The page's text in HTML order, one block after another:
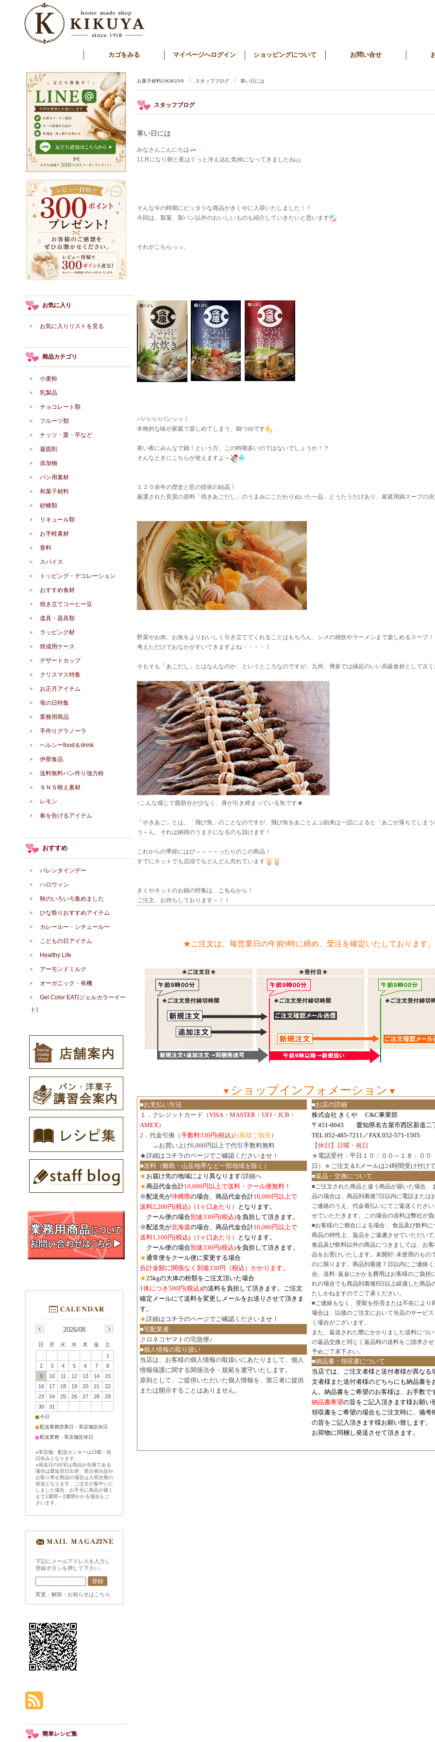
カゴをみる マイページへログイン ショッピングについて お問い合せ
お菓子材料のKIKUYA スタッフブログ 寒い日には
スタッフブログ
寒い日には
みなさんこんにちは
11月になり朝と夜はぐっと冷え込む気候になってきましたね
そんな今の時期にピッタリな商品がきくやに入荷いたしました！！
今回は、製菓、製パン以外のおいしいものも紹介していきたいと思います
それがこちらっっ、
バババババンッッ！
本格的な味が家庭で楽しめてしまう、鍋つゆです
寒い夜にみんなで鍋！という方、この時期多いのではないでしょうか！？
そんなときにこちらが使えますよ～
１２０余年の歴史と匠の技術の結晶！
厳選された良質の原料「焼きあごだし」のうまみにこだわりぬいた一品、とうたうだけあり、家庭用鍋スープの
野菜やお肉、お魚をよりおいしく引き立ててくれることはもちろん、シメの雑炊やラーメンまで楽しめるスープ！
考えただけでおなかがすいてきますよね・・・・！
そもそも「あごだし」とはなんなのか、というところなのですが、九州、博多では縁起のいい高級食材として古
↑こんな感じで脂肪分が少なく、身が引き締まっている魚です★
「やきあご」とは、「飛び魚」のことなのですが、飛び魚をあごとよぶ由来は一説によると「あごが落ちてしま
う～ん、それは納得のうまさになるのも頷けます！
これからの季節にはぴ～～～～ったりのこの商品！
すでにネットでも店頭でもどんどん売れています
きくやネットのお鍋の特集は、 こちらから！
ご注文、お待ちしております～！！
★ご注文は、毎営業日の午前9時に締め、受注を確定いたしております。
▼ ショップインフォメーション ▼
■お支払い方法
１．クレジットカード（VISA・MASTER・UFJ・JCB・
AMEX）
2．代金引換（手数料330円(税込)お客様ご負担 ）
→お買い上げ6,000円以上で代引手数料無料
★詳細は コチラのページでご確認 くださいませ！
■送料（離島・山岳地帯など一部地域を除く）
★お届け先の地域により異なります/詳細へ
★商品代金合計10,000円以上で送料・クール便無料！
※配送先が沖縄県の場合、商品代金合計10,000円以上で
送料2,200円(税込)（1ヶ口あたり）
となります。
クール便の場合別途330円(税込)を負担して頂きます。
※配送先が北海道の場合、商品代金合計10,000円以上で
送料1,100円(税込) （1ヶ口あたり）
となります。
クール便の場合別途330円(税込)を負担して頂きます。
★通常便をクール便に変更する場合
合計金額に関係なく別途330円（税込）かかります。
★25kgの大体の粉類をご注文頂いた場合
1体につき500円(税込)の送料を負担して頂きます。ご注文
確定メールにて送料を変更しメールをお送りさせて頂きま
す。
★詳細は コチラのページでご確認 くださいませ！
■宅配業者
クロネコヤマトの宅急便♪
■個人情報の取り扱い
当店は、お客様の個人情報の取扱いにあたりまして、個人
情報保護に関する関係法令・規範を遵守いたします。
原則として、ご提供いただいた個人情報を、第三者に提供
または開示することはありません。
■お店の詳細
株式会社 きくや C&C事業部
〒451-0043 愛知県名古屋市西区新道二
TEL.052-485-7211／FAX.052-571-1505
【休日】日曜・祝日
★電話受付：平日１０：００～１８：００
日） ★ご注文＆Eメールは24時間受け付け
■返品・交換について
■ご注文された商品と違う商品が届いた場合、
品の場合は、商品到着後7日以内に電話または
ご連絡のうえ、代金着払いにてご返送くださ
せていただきます。この場合の送料は弊社が
■お客様のご都合による場合 、食品及び飲料
商品の特性上、返品をご遠慮させていただい
食品及び飲料以外の商品につきましては、お
品をお受けいたします。未開封･未使用のもの
のに限ります。商品到着後７日以内にご連絡
合、送料･返金にかかる費用はお客様のご負担
れの場合でも商品到着後8日以上経過した商品
たしかねますのでご了承ください。
■ご連絡もなく、受取を拒否または不在により
場合は、以後のご注文において当店のサービ
く場合がございます。
また、返送された際にかかりました送料につ
の返品交換と同じく返品時の送料をご請求さ
予めご了承下さい。
■納品書・領収書について
当店では、ご注文者様と送付者様が異なる
文者様また送付者様のどちらにも納品書を
ん。納品書をご希望のお客様は、お手数で
納品書希望の旨をご記入頂きます様お願い
領収書をご希望の場合もご注文時に、備考
の旨をご記入頂きます様お願い致します。
お荷物に同梱し発送させて頂きます。
お気に入り
お気に入りリストを見る
商品カテゴリ
小麦粉
乳製品
チョコレート類
フルーツ類
ナッツ・栗・芋など
凝固剤
添加物
パン用素材
和菓子材料
砂糖類
リキュール類
お手軽素材
香料
スパイス
トッピング・デコレーション
おすすめ食材
焼き立てコーヒー豆
道具・器具類
ラッピング材
焼成用ケース
デザートカップ
クリスマス特集
お正月アイテム
母の日特集
業務用商品
手作りグラノーラ
ヘルシーfood＆drink
伊那食品
送料無料パン作り強力粉
ＳＮＳ映え素材
レモン
春を告げるアイテム
おすすめ
バレンタインデー
ハロウィン
秋のいろいろ集めました
ひな祭りおすすめアイテム
カレールー・シチュールー
こどもの日アイテム
Healthy Life
アーモンドミルク
オーガニック・有機
Gel Color EAT(ジェルカラーイー
ト)
2026/08
日 月 火 水 木 金
土
1
2
3 4 5 6 7
8
9
10 11 12 13 14
15
16
17 18 19 20 21
22
23
24 25 26 27 28
29
30
31
■今日
■配送業務営業日・実店舗定休日
■配送業務・実店舗定休日
★実店舗、配送センターは日曜・祝
日休みとなります。
★発送日の目安は商品が在庫である
場合は最短翌日出荷、受注発注品や
お取り寄せ商品の場合は入荷次第の
発送となります。ご注文が集中いた
しました場合、お手元に商品が届く
まで1週間～2週間かかる場合もご
ざいます。
下記にメールアドレスを入力し
登録ボタンを押して下さい。
変更・解除・お知らせはこちら
簡単レシピ集